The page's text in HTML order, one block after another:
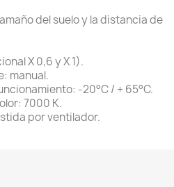
del suelo y la distancia de
X 0,6 y X 1).
manual.
-20°C / + 65°C.
7000 K.
por ventilador.